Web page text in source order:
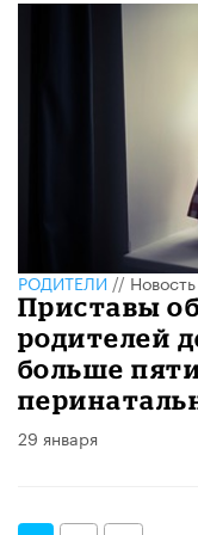
РОДИТЕЛИ//Новость
Приставы
родителей
больше
29 января